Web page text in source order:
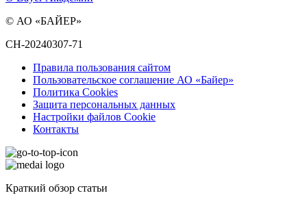
© АО «БАЙЕР»
CH-20240307-71
Правила пользования сайтом
Пользовательское соглашение АО «Байер»
Политика Cookies
Защита персональных данных
Настройки файлов Cookie
Контакты
Краткий обзор статьи